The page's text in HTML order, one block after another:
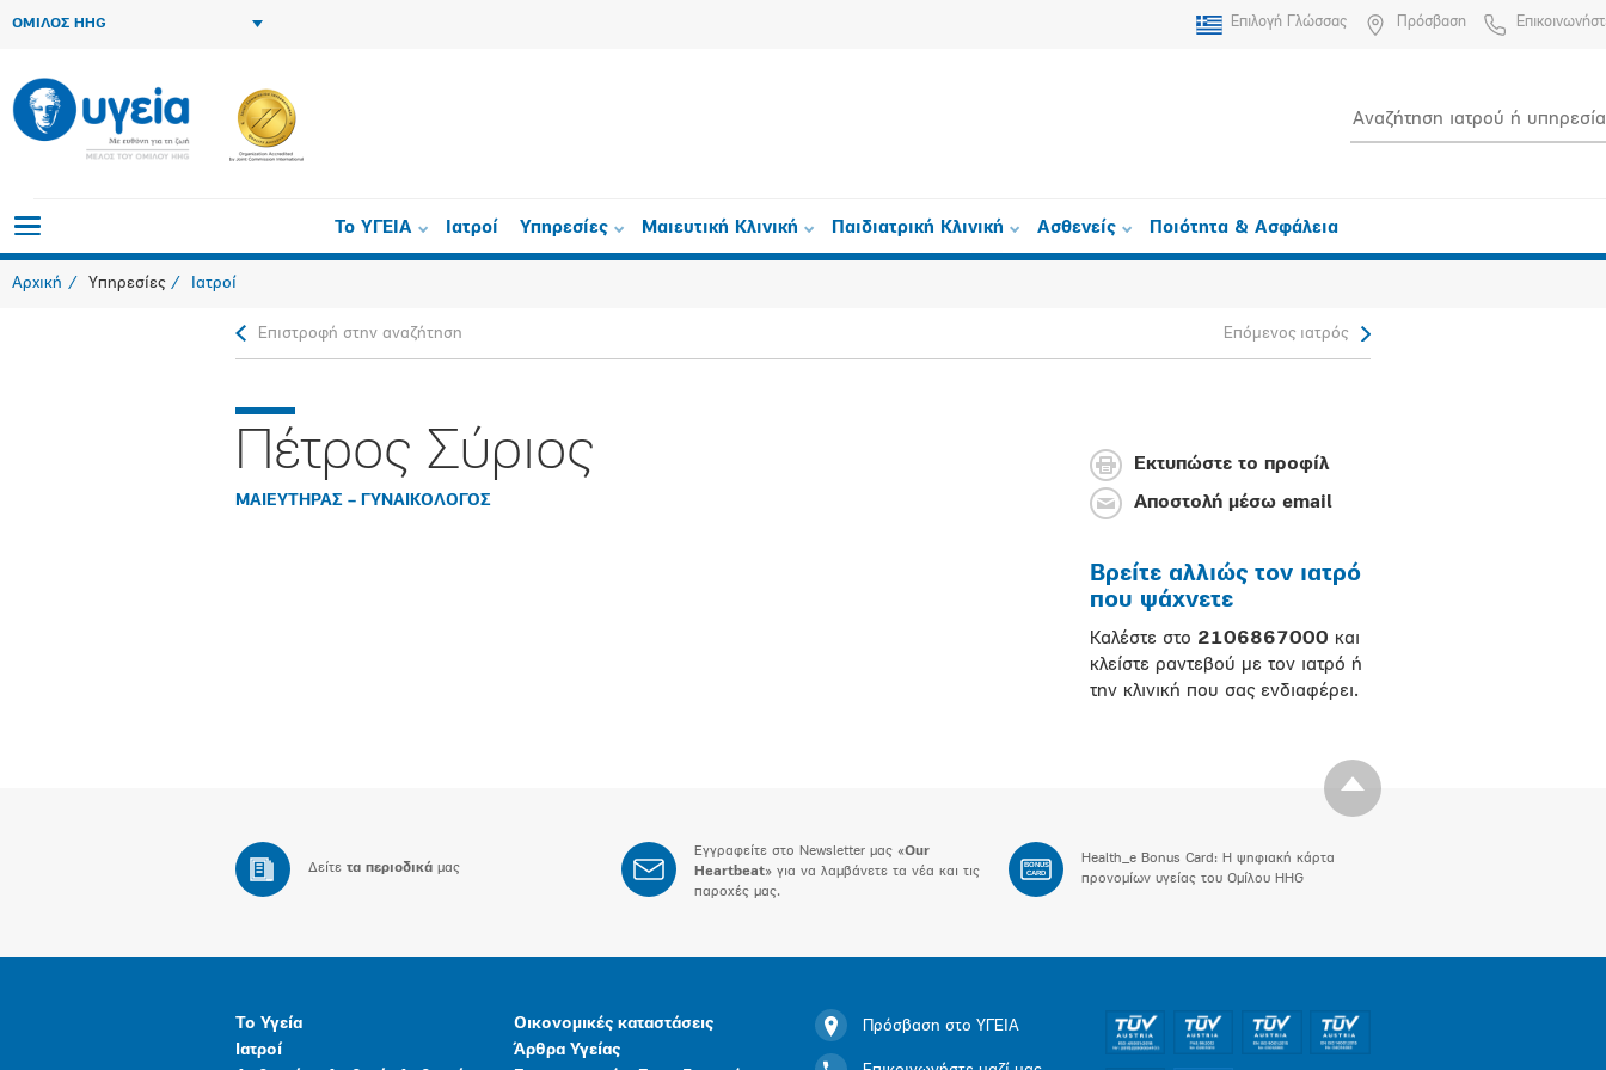
ΟΜΙΛΟΣ HHG Επιλογή Γλώσσας Πρόσβαση
Το ΥΓΕΙΑ Ιατροί Υπηρεσίες Μαιευτική Κλινική Παιδιατρική Κλινική Ασθενείς Ποιότητα & Ασφάλεια
Αρχική Υπηρεσίες Ιατροί
Επιστροφή στην αναζήτηση Επόμενος ιατρός
Πέτρος Σύριος
ΜΑΙΕΥΤΗΡΑΣ – ΓΥΝΑΙΚΟΛΟΓΟΣ
Εκτυπώστε το προφίλ
Αποστολή μέσω email
Βρείτε αλλιώς τον ιατρό
που ψάχνετε
Καλέστε στο 2106867000 και
κλείστε ραντεβού με τον ιατρό ή
την κλινική που σας ενδιαφέρει.
Δείτε τα περιοδικά μας
Εγγραφείτε στο Newsletter μας «Our
Heartbeat» για να λαμβάνετε τα νέα και τις
παροχές μας.
BONUS
CARD
Health_e Bonus Card: H ψηφιακή κάρτα
προνομίων υγείας του Ομίλου HHG
Το Υγεία
Ιατροί
Οικονομικές καταστάσεις
Άρθρα Υγείας
Πρόσβαση στο ΥΓΕΙΑ